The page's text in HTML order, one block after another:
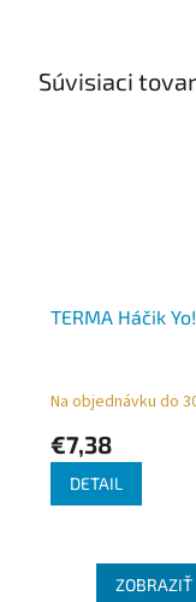
Súvisiaci tovar
TERMA Háčik Yo!
Na objednávku do
€7,38
DETAIL
ZOBRAZIŤ